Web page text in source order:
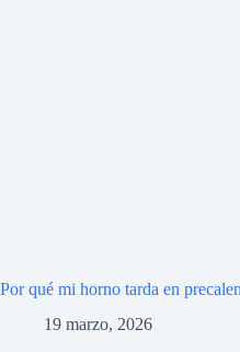
Por qué mi horno tarda en
19 marzo, 2026